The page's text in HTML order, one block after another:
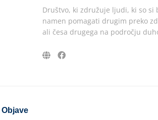
Društvo, ki združuje ljudi, ki so si
namen pomagati drugim preko
ali česa drugega na področju
Objave